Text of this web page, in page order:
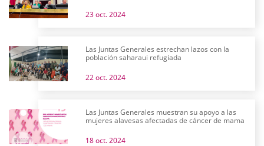
23 oct. 2024
Las Juntas Generales estrechan lazos con la
población saharaui refugiada
22 oct. 2024
Las Juntas Generales muestran su apoyo a las
mujeres alavesas afectadas de cáncer de mama
18 oct. 2024